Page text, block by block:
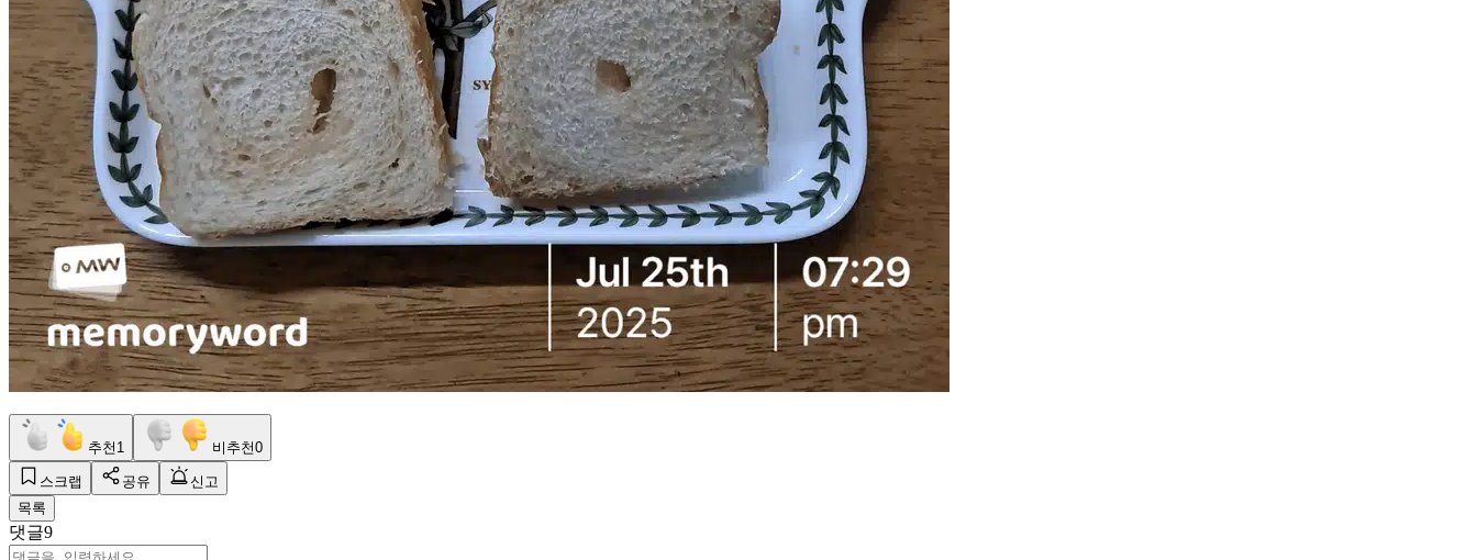
추천 1 비추천0
스크랩 공유
신고
목록
댓글9